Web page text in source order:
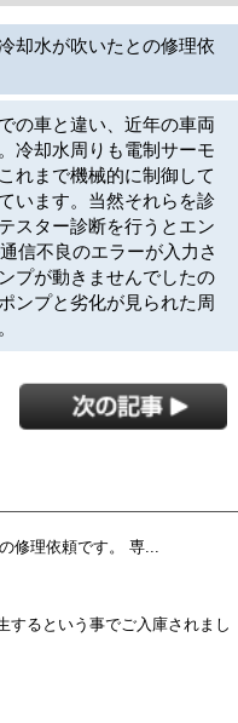
却水が吹いたとの修理依
の車と違い、近年の車両
冷却水周りも電制サーモ
れまで機械的に制御して
います。当然それらを診
スター診断を行うとエン
信不良のエラーが入力さ
プが動きませんでしたの
ンプと劣化が見られた周
修理依頼です。 専...
するという事でご入庫されまし